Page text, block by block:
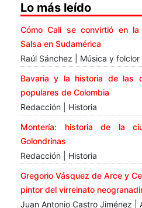
Lo más leído
Cómo Cali se convirtió en
Salsa en Sudamérica
Raúl Sánchez | Música y folclor
Bavaria y la historia de las
populares de Colombia
Redacción | Historia
Montería: historia de la
Golondrinas
Redacción | Historia
Gregorio Vásquez de Arce y
pintor del virreinato
Juan Antonio Castro Jiménez |